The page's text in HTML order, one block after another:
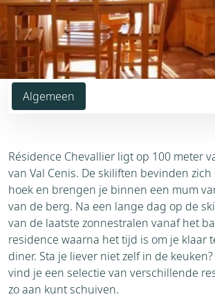
Algemeen
Résidence Chevallier ligt op 100 meter
van Val Cenis. De skiliften bevinden
hoek en brengen je binnen een mum
van de berg. Na een lange dag op de
van de laatste zonnestralen vanaf het
residence waarna het tijd is om je klaar
diner. Sta je liever niet zelf in de
vind je een selectie van verschillende
zo aan kunt schuiven.